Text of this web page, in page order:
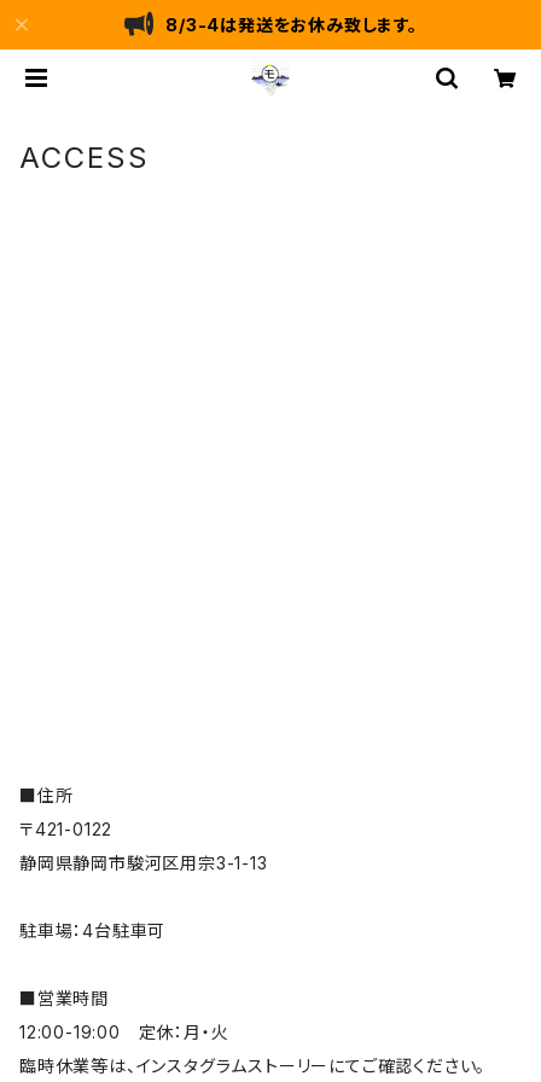
8/3-4は発送をお休み致します。
ACCESS
■住所
〒421-0122
静岡県静岡市駿河区用宗3-1-13
駐車場：4台駐車可
■営業時間
12:00-19:00 定休：月・火
臨時休業等は、インスタグラムストーリーにてご確認ください。